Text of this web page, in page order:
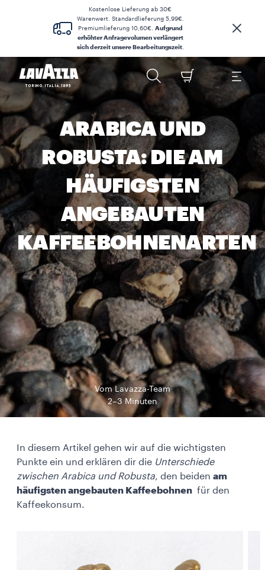
Kostenlose Lieferung ab 30€
Warenwert. Standardlieferung 5,99€.
Premiumlieferung 10,60€. Aufgrund
erhöhter Anfragevolumen verlängert
sich derzeit unsere Bearbeitungszeit.
ARABICA UND
ROBUSTA: DIE AM
HÄUFIGSTEN
ANGEBAUTEN
KAFFEEBOHNENARTEN
Vom Lavazza-Team
2–3 Minuten
In diesem Artikel gehen wir auf die wichtigsten
Punkte ein und erklären dir die Unterschiede
zwischen Arabica und Robusta, den beiden am
häufigsten angebauten Kaffeebohnen für den
Kaffeekonsum.